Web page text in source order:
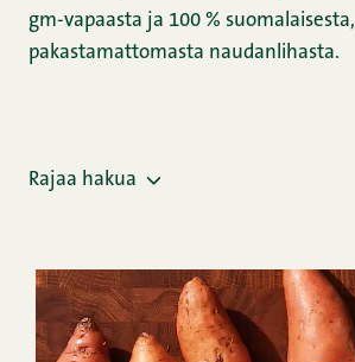
gm-vapaasta ja 100 % suomalaisesta,
pakastamattomasta naudanlihasta.
Rajaa hakua